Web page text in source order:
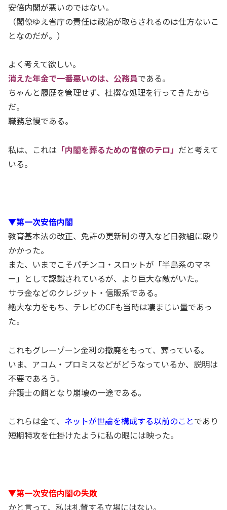
安倍内閣が悪いのではない。
（閣僚ゆえ省庁の責任は政治が取らされるのは仕方ないこ
となのだが。）
よく考えて欲しい。
消えた年金で一番悪いのは、公務員である。
ちゃんと履歴を管理せず、杜撰な処理を行ってきたから
だ。
職務怠慢である。
私は、これは 「内閣を葬るための官僚のテロ」 だと考えて
いる。
▼第一次安倍内閣
教育基本法の改正、免許の更新制の導入など日教組に殴り
かかった。
また、いまでこそパチンコ・スロットが「半島系のマネ
ー」として認識されているが、より巨大な敵がいた。
サラ金などのクレジット・信販系である。
絶大な力をもち、テレビのCFも当時は凄まじい量であっ
た。
これもグレーゾーン金利の撤廃をもって、葬っている。
いま、アコム・プロミスなどがどうなっているか、説明は
不要であろう。
弁護士の餌となり崩壊の一途である。
これらは全て、 ネットが世論を構成する以前のことであり
短期特攻を仕掛けたように私の眼には映った。
▼第一次安倍内閣の失敗
かと言って、私は礼賛する立場にはない。